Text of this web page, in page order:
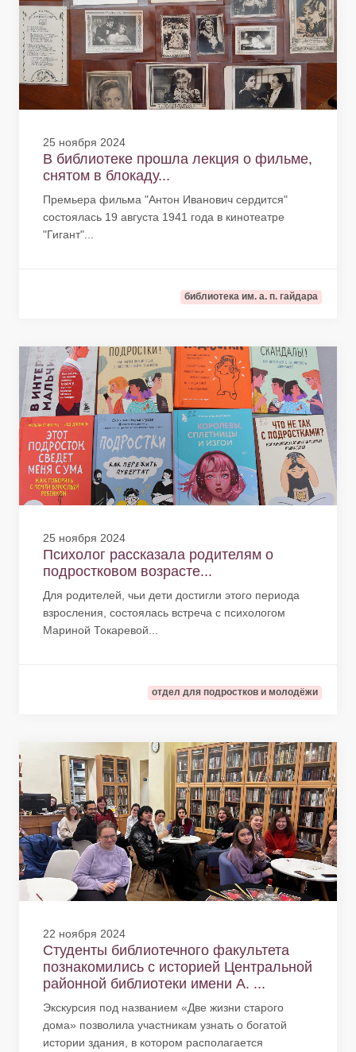
25 ноября 2024
В библиотеке прошла лекция о фильме,
снятом в блокаду...
Премьера фильма "Антон Иванович сердится"
состоялась 19 августа 1941 года в кинотеатре
"Гигант"...
библиотека им. а. п. гайдара
25 ноября 2024
Психолог рассказала родителям о
подростковом возрасте...
Для родителей, чьи дети достигли этого периода
взросления, состоялась встреча с психологом
Мариной Токаревой...
отдел для подростков и молодёжи
22 ноября 2024
Студенты библиотечного факультета
познакомились с историей Центральной
районной библиотеки имени А. ...
Экскурсия под названием «Две жизни старого
дома» позволила участникам узнать о богатой
истории здания, в котором располагается